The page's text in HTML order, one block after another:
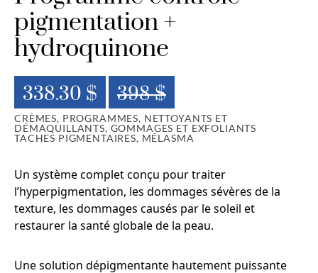
pigmentation +
hydroquinone
338.30 $ 398 $
CRÈMES, PROGRAMMES, NETTOYANTS ET
DÉMAQUILLANTS, GOMMAGES ET EXFOLIANTS
TACHES PIGMENTAIRES, MÉLASMA
Un système complet conçu pour traiter
l’hyperpigmentation, les dommages sévères de la
texture, les dommages causés par le soleil et
restaurer la santé globale de la peau.
Une solution dépigmentante hautement puissante